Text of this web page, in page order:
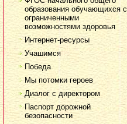
образования обучающихся с
ограниченными
возможностями здоровья
Интернет-ресурсы
Учашимся
Победа
Мы потомки героев
Диалог с директором
Паспорт дорожной
безопасности